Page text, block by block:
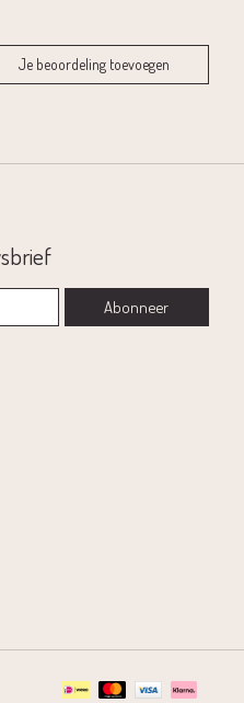
Je beoordeling toevoegen
Abonneer